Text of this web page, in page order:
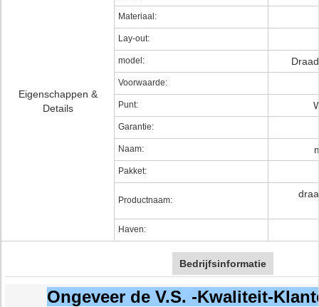
Eigenschappen &
Details
Materiaal:
Lay-out:
model:
Voorwaarde:
Punt:
Garantie:
Naam:
Pakket:
Productnaam:
Haven:
Bedrijfsinformatie
Ongeveer de V.S. -Kwaliteit-